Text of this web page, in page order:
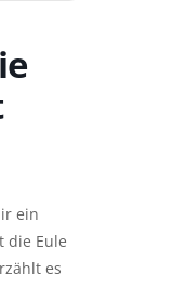
ein
die Eule
es